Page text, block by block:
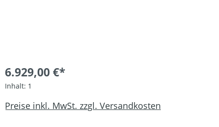
6.929,00 €*
Inhalt: 1
Preise inkl. MwSt. zzgl. Versandkosten